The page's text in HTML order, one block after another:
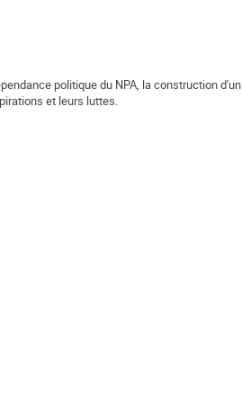
politique du NPA, la construction d'un
et leurs luttes.